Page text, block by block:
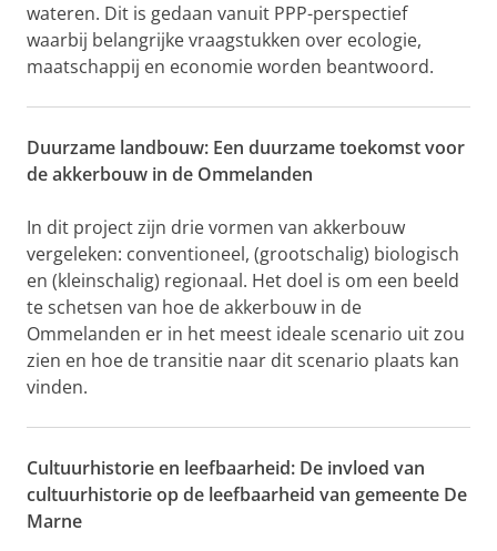
wateren. Dit is gedaan vanuit PPP-perspectief
waarbij belangrijke vraagstukken over ecologie,
maatschappij en economie worden beantwoord.
Duurzame landbouw: Een duurzame toekomst voor
de akkerbouw in de Ommelanden
In dit project zijn drie vormen van akkerbouw
vergeleken: conventioneel, (grootschalig) biologisch
en (kleinschalig) regionaal. Het doel is om een beeld
te schetsen van hoe de akkerbouw in de
Ommelanden er in het meest ideale scenario uit zou
zien en hoe de transitie naar dit scenario plaats kan
vinden.
Cultuurhistorie en leefbaarheid: De invloed van
cultuurhistorie op de leefbaarheid van gemeente De
Marne